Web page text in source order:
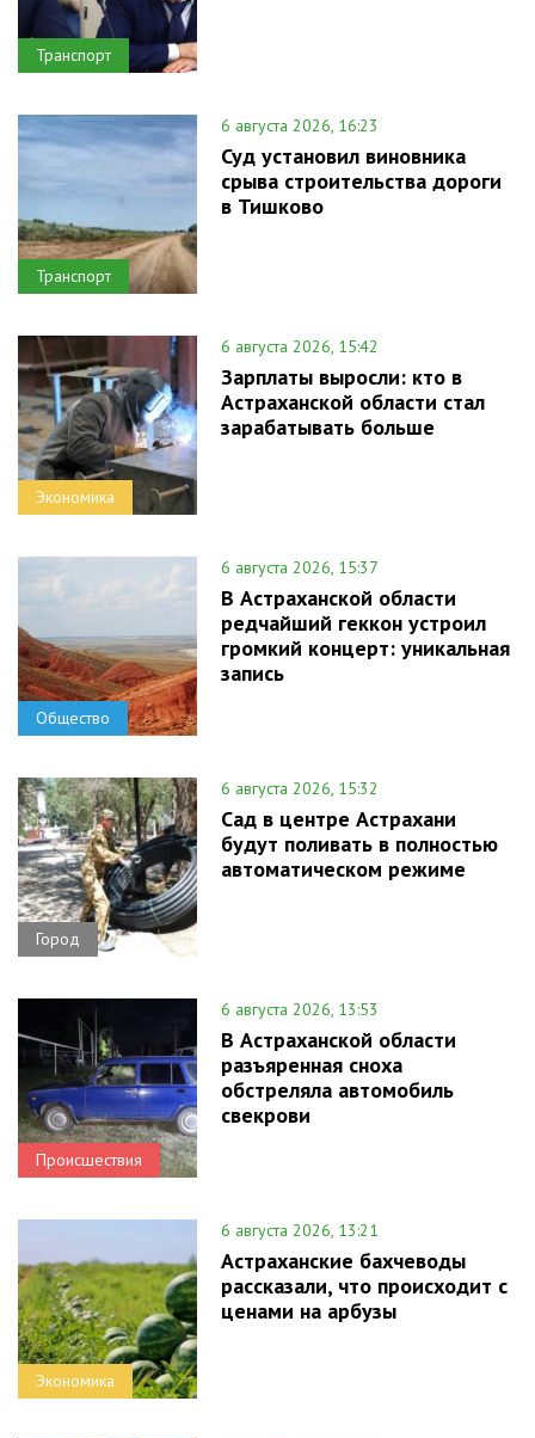
Транспорт
Транспорт
6 августа 2026, 16:23
Суд установил виновника
срыва строительства дороги
в Тишково
Экономика
6 августа 2026, 15:42
Зарплаты выросли: кто в
Астраханской области стал
зарабатывать больше
Общество
6 августа 2026, 15:37
В Астраханской области
редчайший геккон устроил
громкий концерт: уникальная
запись
Город
6 августа 2026, 15:32
Сад в центре Астрахани
будут поливать в полностью
автоматическом режиме
Происшествия
6 августа 2026, 13:53
В Астраханской области
разъяренная сноха
обстреляла автомобиль
свекрови
Экономика
6 августа 2026, 13:21
Астраханские бахчеводы
рассказали, что происходит с
ценами на арбузы